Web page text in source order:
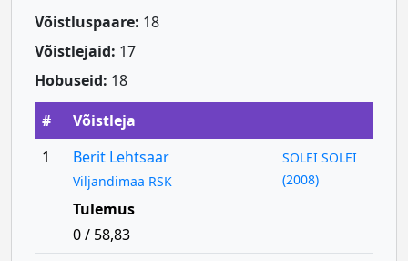
Võistluspaare: 18
Võistlejaid: 17
Hobuseid: 18
#
Võistleja
1
Berit Lehtsaar
Viljandimaa RSK
SOLEI SOLEI
(2008)
Tulemus
0 / 58,83